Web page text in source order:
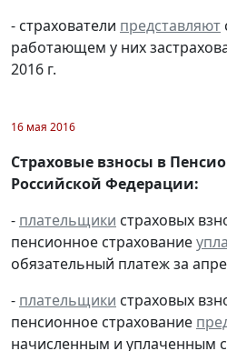
- страхователи представляют
работающем у них
2016 г.
16 мая 2016
Страховые взносы в
Российской Федерации:
- плательщики страховых
пенсионное страхование
обязательный платеж за
- плательщики страховых
пенсионное страхование
начисленным и уплаченным